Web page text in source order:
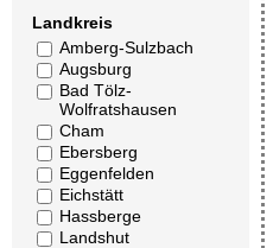
Landkreis
Amberg-Sulzbach
Augsburg
Bad Tölz-
Wolfratshausen
Cham
Ebersberg
Eggenfelden
Eichstätt
Hassberge
Landshut